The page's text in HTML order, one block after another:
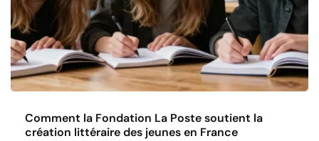
Comment la Fondation La Poste soutient la
création littéraire des jeunes en France